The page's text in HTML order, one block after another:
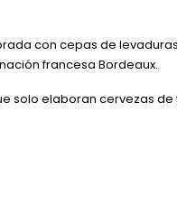
con cepas de
francesa Bordeaux.
solo elaboran cervezas